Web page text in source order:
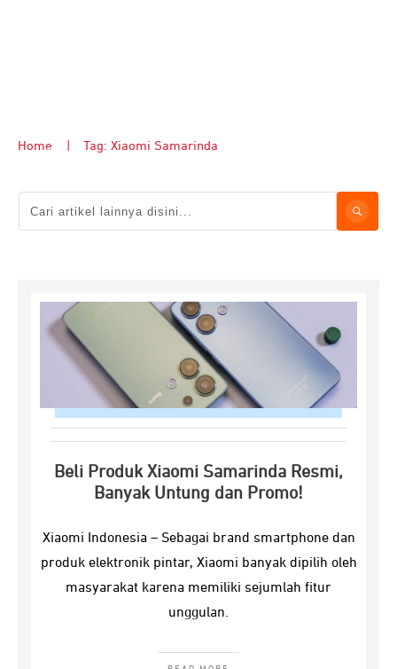
Home Tag: Xiaomi Samarinda
Beli Produk Xiaomi Samarinda Resmi,
Banyak Untung dan Promo!
Xiaomi Indonesia – Sebagai brand smartphone dan
produk elektronik pintar, Xiaomi banyak dipilih oleh
masyarakat karena memiliki sejumlah fitur
unggulan.